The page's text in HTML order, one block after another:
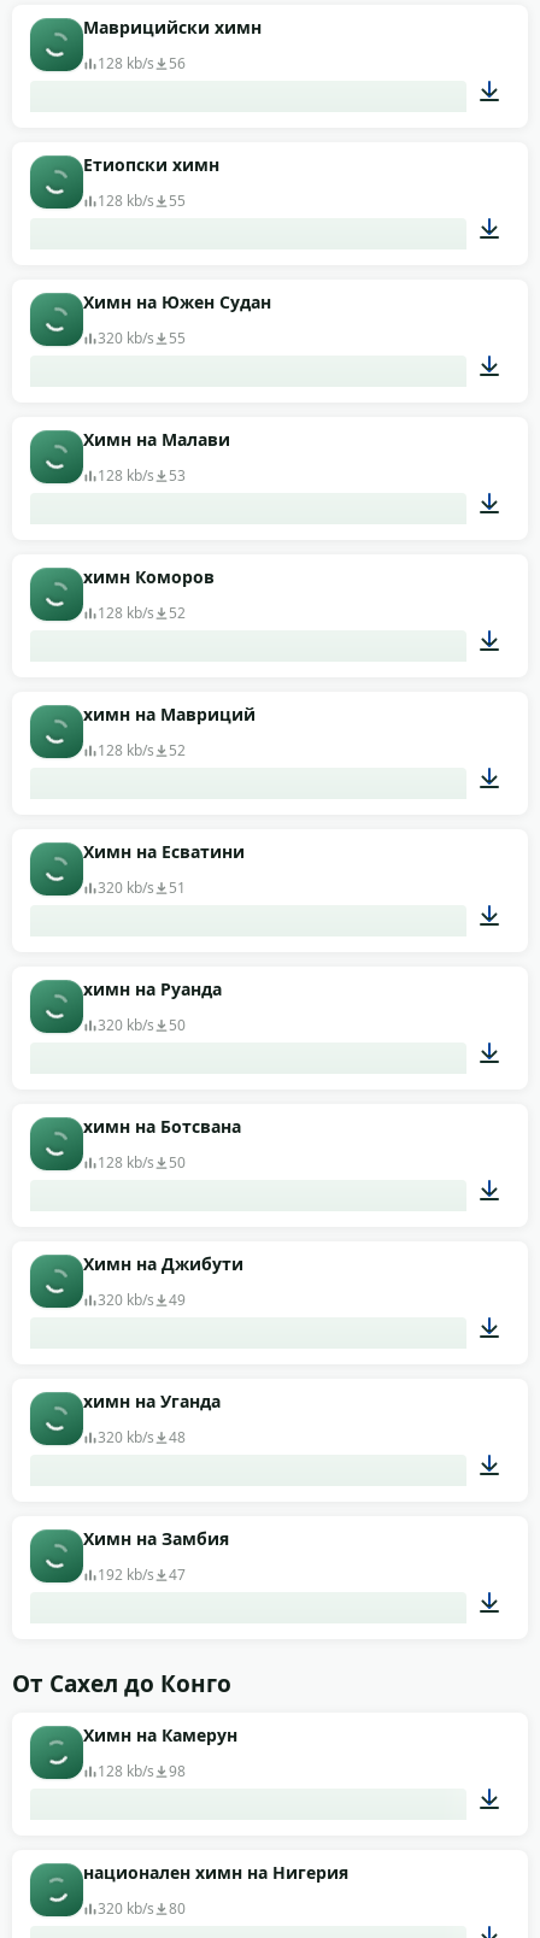
Маврицийски химн
128 kb/s 56
Етиопски химн
128 kb/s 55
Химн на Южен Судан
320 kb/s 55
Химн на Малави
128 kb/s 53
химн Коморов
128 kb/s 52
химн на Мавриций
128 kb/s 52
Химн на Есватини
320 kb/s 51
химн на Руанда
320 kb/s 50
химн на Ботсвана
128 kb/s 50
Химн на Джибути
320 kb/s 49
химн на Уганда
320 kb/s 48
Химн на Замбия
192 kb/s 47
От Сахел до Конго
Химн на Камерун
128 kb/s 98
национален химн на Нигерия
320 kb/s 80